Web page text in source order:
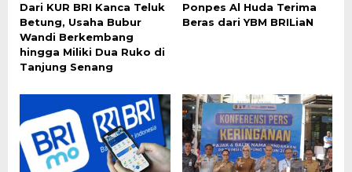
Dari KUR BRI Kanca Teluk
Betung, Usaha Bubur
Wandi Berkembang
hingga Miliki Dua Ruko di
Tanjung Senang
Ponpes Al Huda Terima
Beras dari YBM BRILiaN